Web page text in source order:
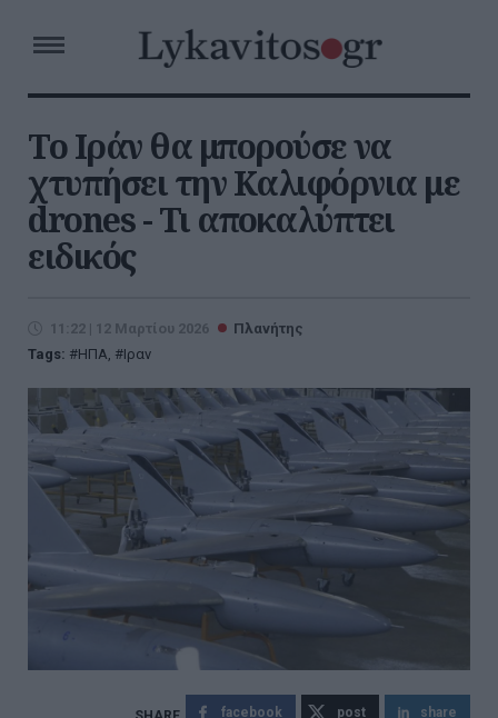
Το Ιράν θα μπορούσε να
χτυπήσει την Καλιφόρνια με
drones - Τι αποκαλύπτει
ειδικός
11:22 | 12 Μαρτίου 2026
Πλανήτης
Tags:
ΗΠΑ, Ιραν
facebook post share